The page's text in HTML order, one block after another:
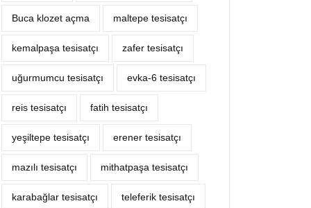
Buca klozet açma maltepe tesisatçı
kemalpaşa tesisatçı zafer tesisatçı
uğurmumcu tesisatçı evka-6 tesisatçı
reis tesisatçı fatih tesisatçı
yeşiltepe tesisatçı erener tesisatçı
mazılı tesisatçı mithatpaşa tesisatçı
karabağlar tesisatçı teleferik tesisatçı